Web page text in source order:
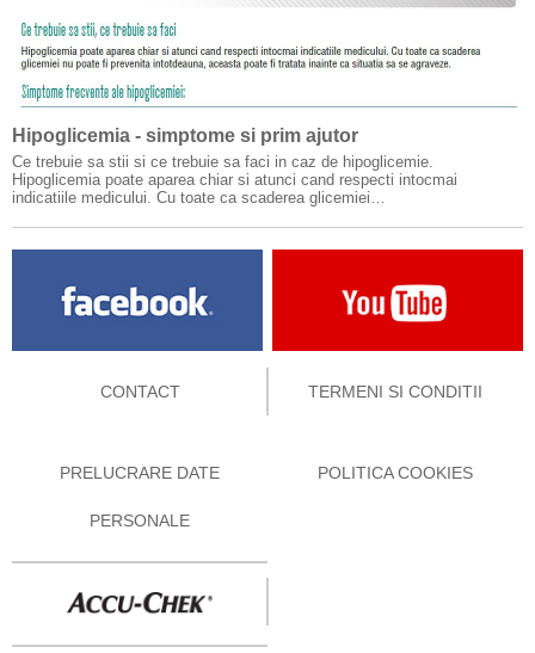
Hipoglicemia - simptome si prim ajutor
Ce trebuie sa stii si ce trebuie sa faci in caz de hipoglicemie.
Hipoglicemia poate aparea chiar si atunci cand respecti intocmai
indicatiile medicului. Cu toate ca scaderea glicemiei…
CONTACT TERMENI SI CONDITII
PRELUCRARE DATE
PERSONALE
POLITICA COOKIES